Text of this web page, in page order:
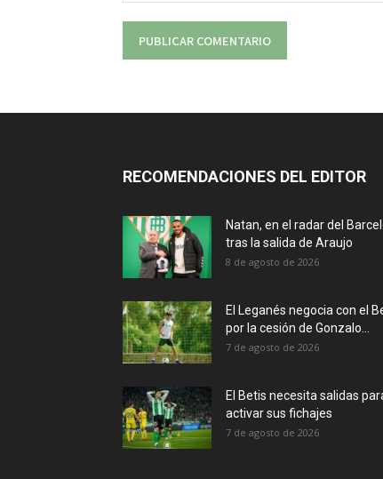
RECOMENDACIONES DEL EDITOR
Natan, en el radar del
tras la salida de Araujo
8 de agosto de 2026
El Leganés negocia con el
por la cesión de Gonzalo...
7 de agosto de 2026
El Betis necesita salidas
activar sus fichajes
7 de agosto de 2026